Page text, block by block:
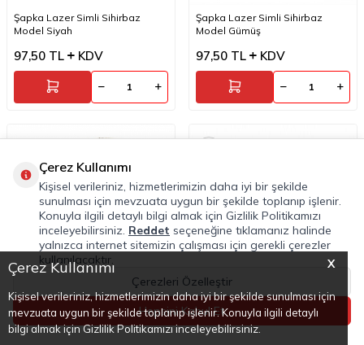
X
Çerez Kullanımı
Kişisel verileriniz, hizmetlerimizin daha iyi bir şekilde sunulması için
mevzuata uygun bir şekilde toplanıp işlenir. Konuyla ilgili detaylı
bilgi almak için Gizlilik Politikamızı inceleyebilirsiniz.
Şapka Lazer Simli Sihirbaz
Model Siyah
97,50 TL KDV
Şapka Lazer Simli Sihirbaz
Model Gümüş
97,50 TL KDV
Çerez Kullanımı
Kişisel verileriniz, hizmetlerimizin daha iyi bir şekilde
sunulması için mevzuata uygun bir şekilde toplanıp işlenir.
Konuyla ilgili detaylı bilgi almak için Gizlilik Politikamızı
inceleyebilirsiniz. Reddet seçeneğine tıklamanız halinde
yalnızca internet sitemizin çalışması için gerekli çerezler
kullanılacaktır.
Çerezleri Özelleştir
Hepsini Kabul Et
Anasayfa Kategoriler Favoriler Sepet Hesabım